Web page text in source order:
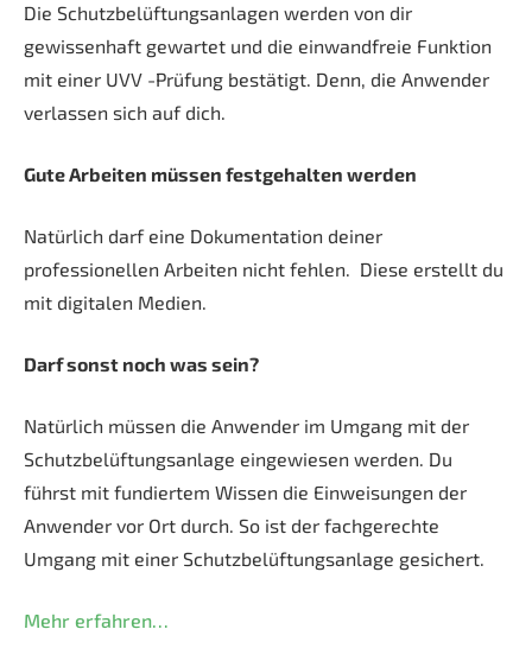
Die Schutzbelüftungsanlagen werden von dir
gewissenhaft gewartet und die einwandfreie Funktion
mit einer UVV -Prüfung bestätigt. Denn, die Anwender
verlassen sich auf dich.
Gute Arbeiten müssen festgehalten werden
Natürlich darf eine Dokumentation deiner
professionellen Arbeiten nicht fehlen. Diese erstellt du
mit digitalen Medien.
Darf sonst noch was sein?
Natürlich müssen die Anwender im Umgang mit der
Schutzbelüftungsanlage eingewiesen werden. Du
führst mit fundiertem Wissen die Einweisungen der
Anwender vor Ort durch. So ist der fachgerechte
Umgang mit einer Schutzbelüftungsanlage gesichert.
Mehr erfahren…